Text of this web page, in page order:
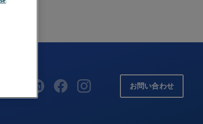
お問い合わせ